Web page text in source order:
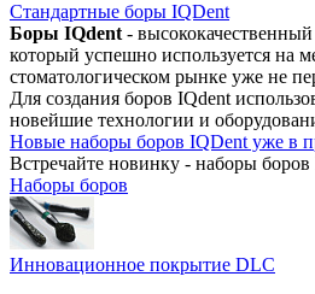
Стандартные боры IQDent
Боры IQdent -
который успешно используется на
стоматологическом рынке уже не
Для создания боров IQdent
новейшие технологии и
Новые наборы боров IQDent уже в
Встречайте новинку - наборы
Наборы боров
Инновационное покрытие DLC